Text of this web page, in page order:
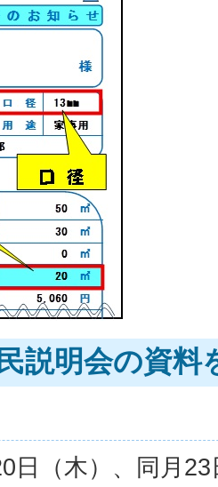
説明会の資料
日（木）、同月